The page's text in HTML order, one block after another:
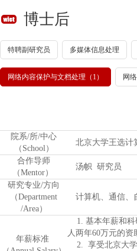
博士后
特聘副研究员 多媒体信息处理
网络内容保护与文档处理（1） 网
院系/所/中心
（School）
北京大学王选计
合作导师
（Mentor）
汤帜 研究员
研究专业/方向
（Department
/Area）
计算机、通信、
年薪标准
1. 基本年薪和科
人两年60万元的
2. 享受北京大学